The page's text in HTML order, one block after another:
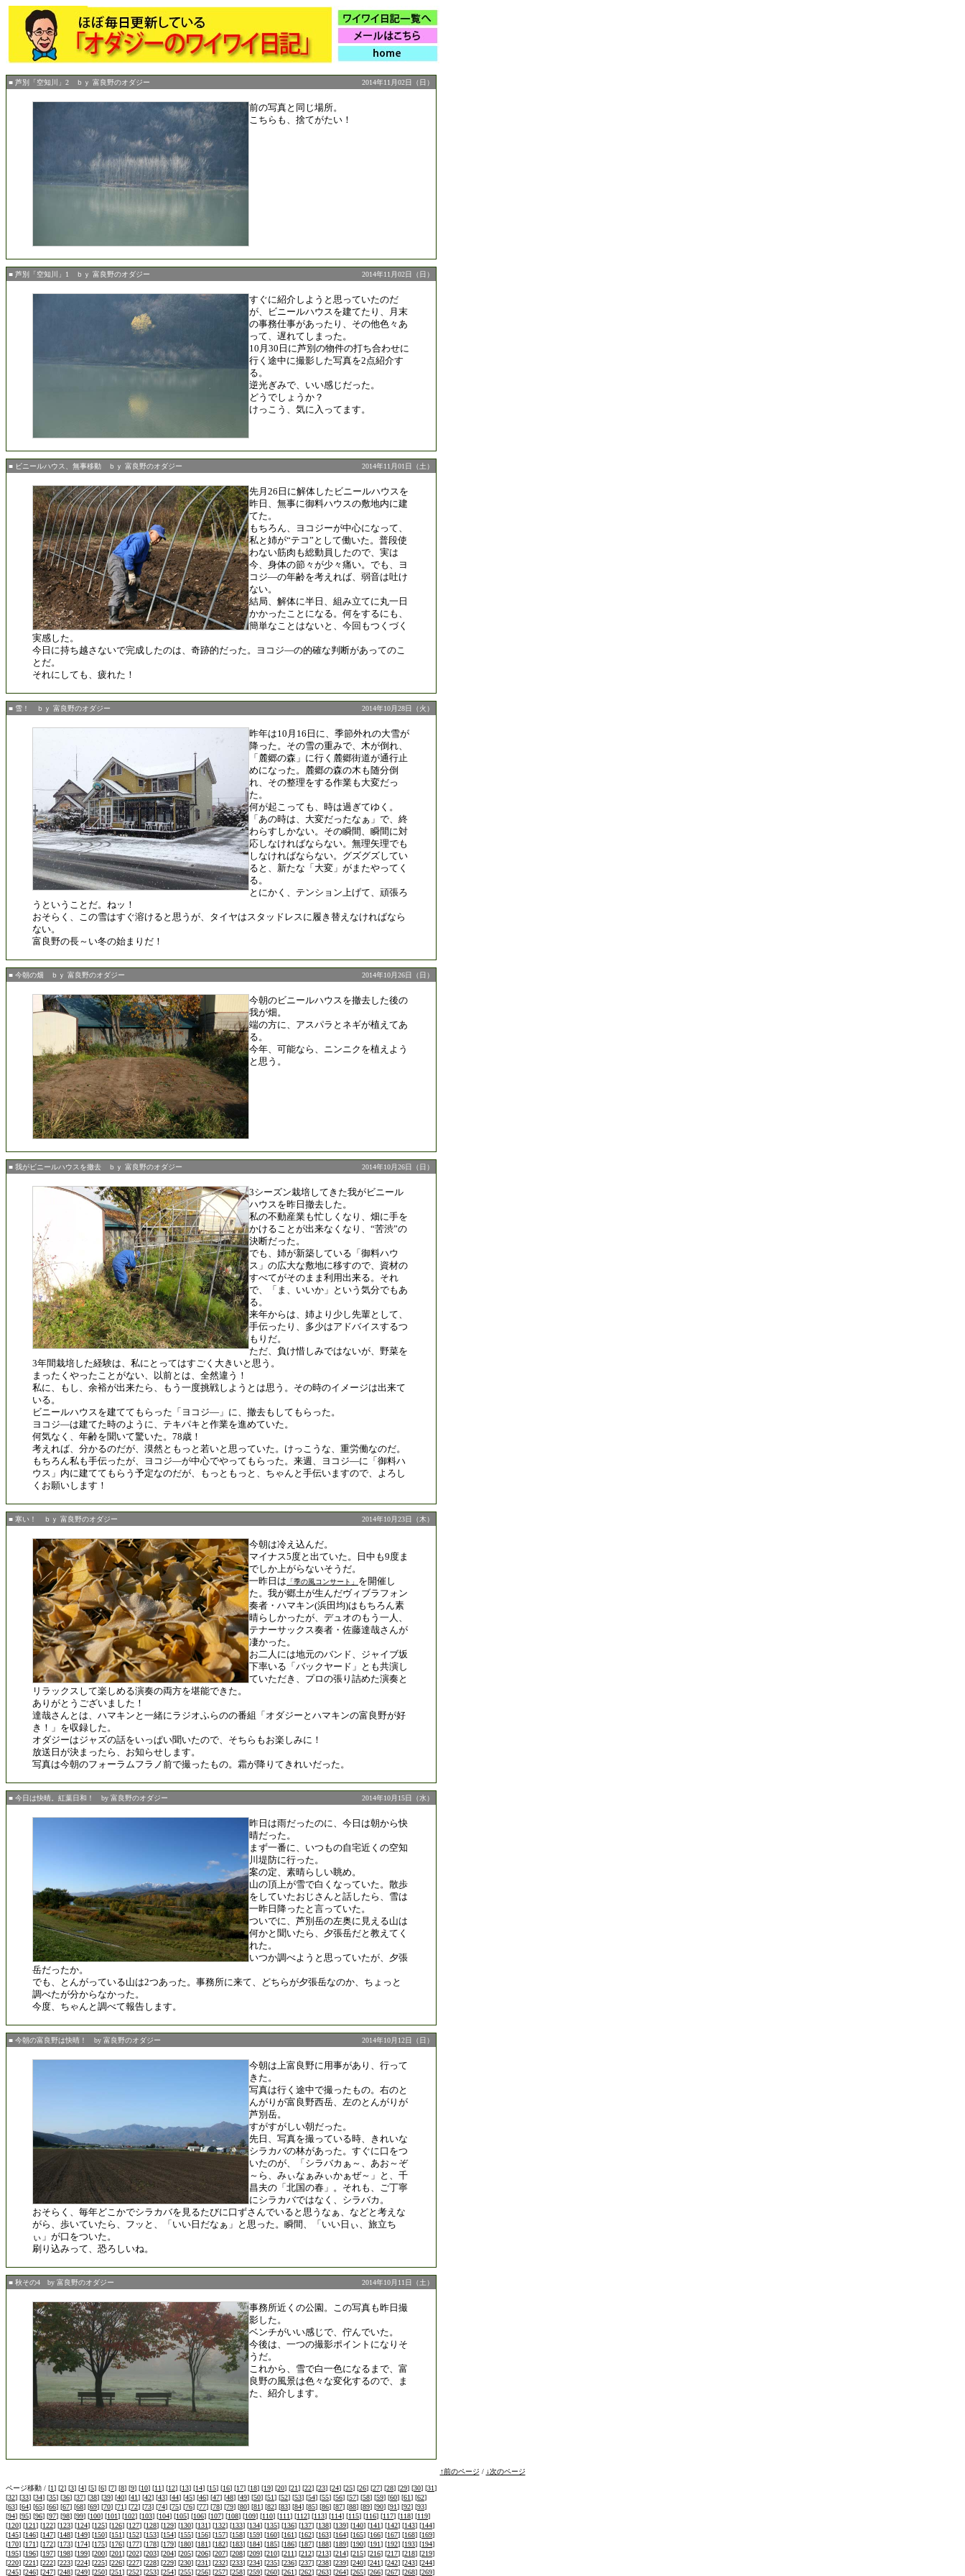
■ 芦別「空知川」2 ｂｙ 富良野のオダジー 2014年11月02日（日）
前の写真と同じ場所。
こちらも、捨てがたい！
■ 芦別「空知川」1 ｂｙ 富良野のオダジー 2014年11月02日（日）
すぐに紹介しようと思っていたのだ
が、ビニールハウスを建てたり、月末
の事務仕事があったり、その他色々あ
って、遅れてしまった。
10月30日に芦別の物件の打ち合わせに
行く途中に撮影した写真を2点紹介す
る。
逆光ぎみで、いい感じだった。
どうでしょうか？
けっこう、気に入ってます。
■ ビニールハウス、無事移動 ｂｙ 富良野のオダジー 2014年11月01日（土）
先月26日に解体したビニールハウスを
昨日、無事に御料ハウスの敷地内に建
てた。
もちろん、ヨコジーが中心になって、
私と姉が“テコ”として働いた。普段使
わない筋肉も総動員したので、実は
今、身体の節々が少々痛い。でも、ヨ
コジ―の年齢を考えれば、弱音は吐け
ない。
結局、解体に半日、組み立てに丸一日
かかったことになる。何をするにも、
簡単なことはないと、今回もつくづく
実感した。
今日に持ち越さないで完成したのは、奇跡的だった。ヨコジ―の的確な判断があってのこ
とだ。
それにしても、疲れた！
■ 雪！ ｂｙ 富良野のオダジー 2014年10月28日（火）
昨年は10月16日に、季節外れの大雪が
降った。その雪の重みで、木が倒れ、
「麓郷の森」に行く麓郷街道が通行止
めになった。麓郷の森の木も随分倒
れ、その整理をする作業も大変だっ
た。
何が起こっても、時は過ぎてゆく。
「あの時は、大変だったなぁ」で、終
わらすしかない。その瞬間、瞬間に対
応しなければならない。無理矢理でも
しなければならない。グズグズしてい
ると、新たな「大変」がまたやってく
る。
とにかく、テンション上げて、頑張ろ
うということだ。ねッ！
おそらく、この雪はすぐ溶けると思うが、タイヤはスタッドレスに履き替えなければなら
ない。
富良野の長～い冬の始まりだ！
■ 今朝の畑 ｂｙ 富良野のオダジー 2014年10月26日（日）
今朝のビニールハウスを撤去した後の
我が畑。
端の方に、アスパラとネギが植えてあ
る。
今年、可能なら、ニンニクを植えよう
と思う。
■ 我がビニールハウスを撤去 ｂｙ 富良野のオダジー 2014年10月26日（日）
3シーズン栽培してきた我がビニール
ハウスを昨日撤去した。
私の不動産業も忙しくなり、畑に手を
かけることが出来なくなり、“苦渋”の
決断だった。
でも、姉が新築している「御料ハウ
ス」の広大な敷地に移すので、資材の
すべてがそのまま利用出来る。それ
で、「ま、いいか」という気分でもあ
る。
来年からは、姉より少し先輩として、
手伝ったり、多少はアドバイスするつ
もりだ。
ただ、負け惜しみではないが、野菜を
3年間栽培した経験は、私にとってはすごく大きいと思う。
まったくやったことがない、以前とは、全然違う！
私に、もし、余裕が出来たら、もう一度挑戦しようとは思う。その時のイメージは出来て
いる。
ビニールハウスを建ててもらった「ヨコジ―」に、撤去もしてもらった。
ヨコジ―は建てた時のように、テキパキと作業を進めていた。
何気なく、年齢を聞いて驚いた。78歳！
考えれば、分かるのだが、漠然ともっと若いと思っていた。けっこうな、重労働なのだ。
もちろん私も手伝ったが、ヨコジ―が中心でやってもらった。来週、ヨコジ―に「御料ハ
ウス」内に建ててもらう予定なのだが、もっともっと、ちゃんと手伝いますので、よろし
くお願いします！
■ 寒い！ ｂｙ 富良野のオダジー 2014年10月23日（木）
今朝は冷え込んだ。
マイナス5度と出ていた。日中も9度ま
でしか上がらないそうだ。
一昨日は 「季の風コンサート」 を開催し
た。我が郷土が生んだヴィブラフォン
奏者・ハマキン(浜田均)はもちろん素
晴らしかったが、デュオのもう一人、
テナーサックス奏者・佐藤達哉さんが
凄かった。
お二人には地元のバンド、ジャイブ坂
下率いる「バックヤード」とも共演し
ていただき、プロの張り詰めた演奏と
リラックスして楽しめる演奏の両方を堪能できた。
ありがとうございました！
達哉さんとは、ハマキンと一緒にラジオふらのの番組「オダジーとハマキンの富良野が好
き！」を収録した。
オダジーはジャズの話をいっぱい聞いたので、そちらもお楽しみに！
放送日が決まったら、お知らせします。
写真は今朝のフォーラムフラノ前で撮ったもの。霜が降りてきれいだった。
■ 今日は快晴。紅葉日和！ by 富良野のオダジー 2014年10月15日（水）
昨日は雨だったのに、今日は朝から快
晴だった。
まず一番に、いつもの自宅近くの空知
川堤防に行った。
案の定、素晴らしい眺め。
山の頂上が雪で白くなっていた。散歩
をしていたおじさんと話したら、雪は
一昨日降ったと言っていた。
ついでに、芦別岳の左奥に見える山は
何かと聞いたら、夕張岳だと教えてく
れた。
いつか調べようと思っていたが、夕張
岳だったか。
でも、とんがっている山は2つあった。事務所に来て、どちらが夕張岳なのか、ちょっと
調べたが分からなかった。
今度、ちゃんと調べて報告します。
■ 今朝の富良野は快晴！ by 富良野のオダジー 2014年10月12日（日）
今朝は上富良野に用事があり、行って
きた。
写真は行く途中で撮ったもの。右のと
んがりが富良野西岳、左のとんがりが
芦別岳。
すがすがしい朝だった。
先日、写真を撮っている時、きれいな
シラカバの林があった。すぐに口をつ
いたのが、「シラバカぁ～、あお～ぞ
～ら、みぃなぁみぃかぁぜ～」と、千
昌夫の「北国の春」。それも、ご丁寧
にシラカバではなく、シラバカ。
おそらく、毎年どこかでシラカバを見るたびに口ずさんでいると思うなぁ、などと考えな
がら、歩いていたら、フッと、「いい日だなぁ」と思った。瞬間、「いい日ぃ、旅立ち
ぃ」が口をついた。
刷り込みって、恐ろしいね。
■ 秋その4 by 富良野のオダジー 2014年10月11日（土）
事務所近くの公園。この写真も昨日撮
影した。
ベンチがいい感じで、佇んでいた。
今後は、一つの撮影ポイントになりそ
うだ。
これから、雪で白一色になるまで、富
良野の風景は色々な変化するので、ま
た、紹介します。
↑前のページ / ↓次のページ
ページ移動 / [1] [2] [3] [4] [5] [6] [7] [8] [9] [10] [11] [12] [13] [14] [15] [16] [17] [18] [19] [20] [21] [22] [23] [24] [25] [26] [27] [28] [29] [30] [31]
[32] [33] [34] [35] [36] [37] [38] [39] [40] [41] [42] [43] [44] [45] [46] [47] [48] [49] [50] [51] [52] [53] [54] [55] [56] [57] [58] [59] [60] [61] [62]
[63] [64] [65] [66] [67] [68] [69] [70] [71] [72] [73] [74] [75] [76] [77] [78] [79] [80] [81] [82] [83] [84] [85] [86] [87] [88] [89] [90] [91] [92] [93]
[94] [95] [96] [97] [98] [99] [100] [101] [102] [103] [104] [105] [106] [107] [108] [109] [110] [111] [112] [113] [114] [115] [116] [117] [118] [119]
[120] [121] [122] [123] [124] [125] [126] [127] [128] [129] [130] [131] [132] [133] [134] [135] [136] [137] [138] [139] [140] [141] [142] [143] [144]
[145] [146] [147] [148] [149] [150] [151] [152] [153] [154] [155] [156] [157] [158] [159] [160] [161] [162] [163] [164] [165] [166] [167] [168] [169]
[170] [171] [172] [173] [174] [175] [176] [177] [178] [179] [180] [181] [182] [183] [184] [185] [186] [187] [188] [189] [190] [191] [192] [193] [194]
[195] [196] [197] [198] [199] [200] [201] [202] [203] [204] [205] [206] [207] [208] [209] [210] [211] [212] [213] [214] [215] [216] [217] [218] [219]
[220] [221] [222] [223] [224] [225] [226] [227] [228] [229] [230] [231] [232] [233] [234] [235] [236] [237] [238] [239] [240] [241] [242] [243] [244]
[245] [246] [247] [248] [249] [250] [251] [252] [253] [254] [255] [256] [257] [258] [259] [260] [261] [262] [263] [264] [265] [266] [267] [268] [269]